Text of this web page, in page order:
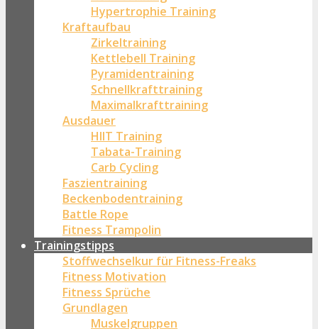
Hypertrophie Training
Kraftaufbau
Zirkeltraining
Kettlebell Training
Pyramidentraining
Schnellkrafttraining
Maximalkrafttraining
Ausdauer
HIIT Training
Tabata-Training
Carb Cycling
Faszientraining
Beckenbodentraining
Battle Rope
Fitness Trampolin
Trainingstipps
Stoffwechselkur für Fitness-Freaks
Fitness Motivation
Fitness Sprüche
Grundlagen
Muskelgruppen